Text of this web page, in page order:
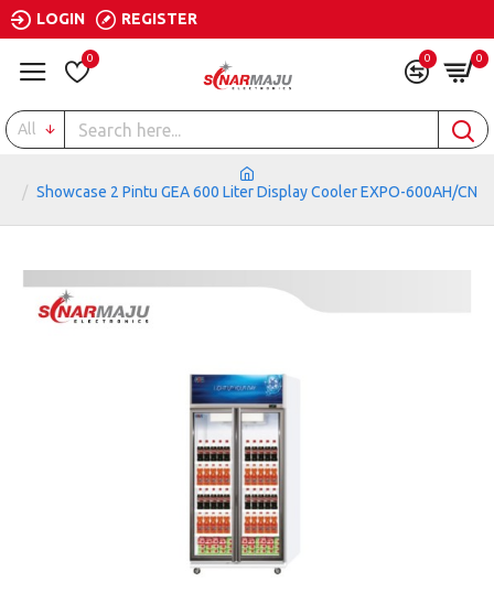
LOGIN REGISTER
0 0 0
All
Showcase 2 Pintu GEA 600 Liter Display Cooler EXPO-600AH/CN